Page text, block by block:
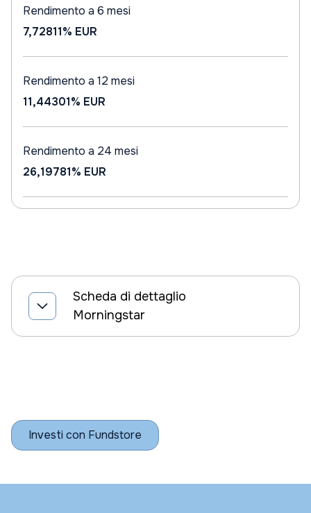
Rendimento a 6 mesi
7,72811% EUR
Rendimento a 12 mesi
11,44301% EUR
Rendimento a 24 mesi
26,19781% EUR
Scheda di dettaglio
Morningstar
Investi con Fundstore